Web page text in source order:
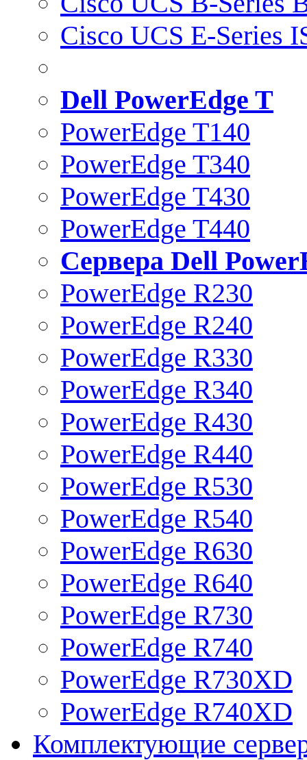
Cisco UCS E-Series
Dell PowerEdge T
PowerEdge T140
PowerEdge T340
PowerEdge T430
PowerEdge T440
Сервера Dell
PowerEdge R230
PowerEdge R240
PowerEdge R330
PowerEdge R340
PowerEdge R430
PowerEdge R440
PowerEdge R530
PowerEdge R540
PowerEdge R630
PowerEdge R640
PowerEdge R730
PowerEdge R740
PowerEdge R730XD
PowerEdge R740XD
Комплектующие